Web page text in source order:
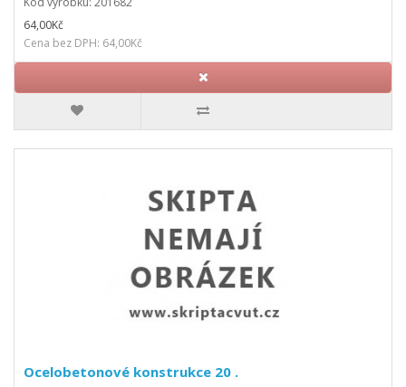
64,00Kč
Cena bez DPH: 64,00Kč
Ocelobetonové konstrukce 20 .